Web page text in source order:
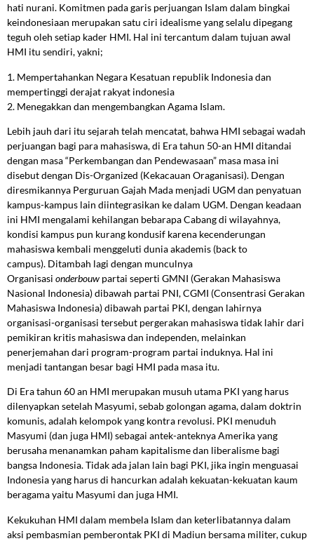
hati nurani. Komitmen pada garis perjuangan Islam dalam bingkai
keindonesiaan merupakan satu ciri idealisme yang selalu dipegang
teguh oleh setiap kader HMI. Hal ini tercantum dalam tujuan awal
HMI itu sendiri, yakni;
1. Mempertahankan Negara Kesatuan republik Indonesia dan
mempertinggi derajat rakyat indonesia
2. Menegakkan dan mengembangkan Agama Islam.
Lebih jauh dari itu sejarah telah mencatat, bahwa HMI sebagai wadah
perjuangan bagi para mahasiswa, di Era tahun 50-an HMI ditandai
dengan masa “Perkembangan dan Pendewasaan” masa masa ini
disebut dengan Dis-Organized (Kekacauan Oraganisasi). Dengan
diresmikannya Perguruan Gajah Mada menjadi UGM dan penyatuan
kampus-kampus lain diintegrasikan ke dalam UGM. Dengan keadaan
ini HMI mengalami kehilangan bebarapa Cabang di wilayahnya,
kondisi kampus pun kurang kondusif karena kecenderungan
mahasiswa kembali menggeluti dunia akademis (back to
campus). Ditambah lagi dengan munculnya
Organisasi onderbouw partai seperti GMNI (Gerakan Mahasiswa
Nasional Indonesia) dibawah partai PNI, CGMI (Consentrasi Gerakan
Mahasiswa Indonesia) dibawah partai PKI, dengan lahirnya
organisasi-organisasi tersebut pergerakan mahasiswa tidak lahir dari
pemikiran kritis mahasiswa dan independen, melainkan
penerjemahan dari program-program partai induknya. Hal ini
menjadi tantangan besar bagi HMI pada masa itu.
Di Era tahun 60 an HMI merupakan musuh utama PKI yang harus
dilenyapkan setelah Masyumi, sebab golongan agama, dalam doktrin
komunis, adalah kelompok yang kontra revolusi. PKI menuduh
Masyumi (dan juga HMI) sebagai antek-anteknya Amerika yang
berusaha menanamkan paham kapitalisme dan liberalisme bagi
bangsa Indonesia. Tidak ada jalan lain bagi PKI, jika ingin menguasai
Indonesia yang harus di hancurkan adalah kekuatan-kekuatan kaum
beragama yaitu Masyumi dan juga HMI.
Kekukuhan HMI dalam membela Islam dan keterlibatannya dalam
aksi pembasmian pemberontak PKI di Madiun bersama militer, cukup